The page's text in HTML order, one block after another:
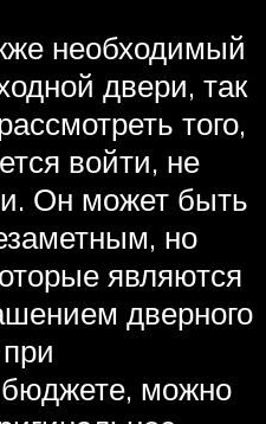
необходимый
двери, так
того,
войти, не
Он может быть
но
являются
дверного
можно